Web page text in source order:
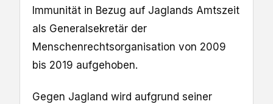
Immunität in Bezug auf Jaglands Amtszeit
als Generalsekretär der
Menschenrechtsorganisation von 2009
bis 2019 aufgehoben.
Gegen Jagland wird aufgrund seiner